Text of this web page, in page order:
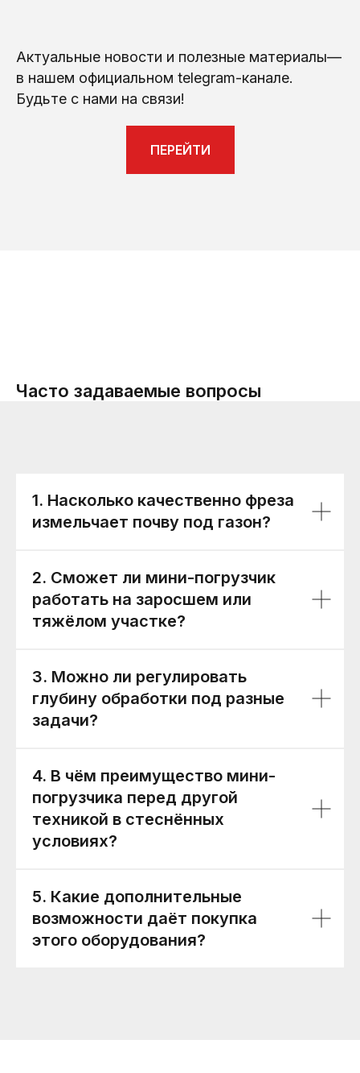
Актуальные новости и полезные материалы—
в нашем официальном telegram-канале.
Будьте с нами на связи!
ПЕРЕЙТИ
Часто задаваемые вопросы
1. Насколько качественно фреза
измельчает почву под газон?
2. Сможет ли мини-погрузчик
работать на заросшем или
тяжёлом участке?
3. Можно ли регулировать
глубину обработки под разные
задачи?
4. В чём преимущество мини-
погрузчика перед другой
техникой в стеснённых
условиях?
5. Какие дополнительные
возможности даёт покупка
этого оборудования?